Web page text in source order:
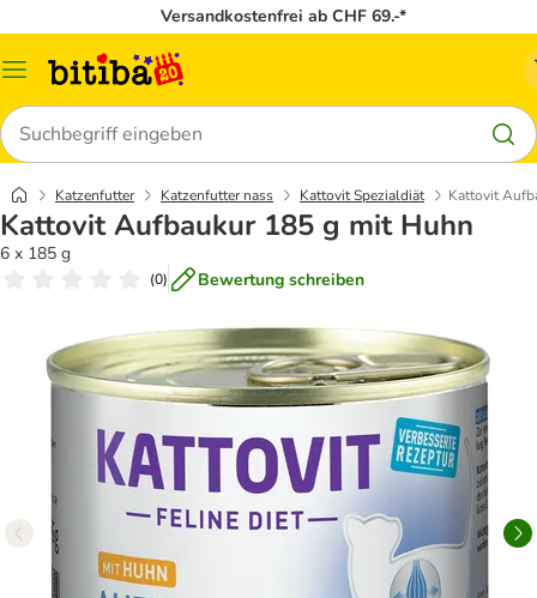
Versandkostenfrei ab CHF 69.-*
Menü
Suchen
Katzenfutter Katzenfutter nass Kattovit Spezialdiät Kattovit
Kattovit Aufbaukur 185 g mit Huhn
6 x 185 g
(0) Bewertung schreiben